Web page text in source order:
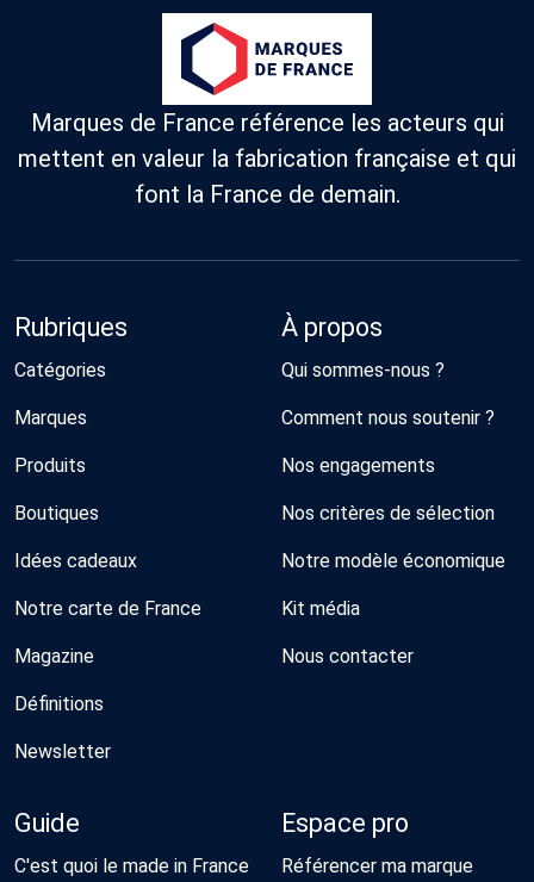
Marques de France référence les acteurs qui
mettent en valeur la fabrication française et qui
font la France de demain.
Rubriques
Catégories
Marques
Produits
Boutiques
Idées cadeaux
Notre carte de France
Magazine
Définitions
Newsletter
À propos
Qui sommes-nous ?
Comment nous soutenir ?
Nos engagements
Nos critères de sélection
Notre modèle économique
Kit média
Nous contacter
Guide
C'est quoi le made in France
Espace pro
Référencer ma marque